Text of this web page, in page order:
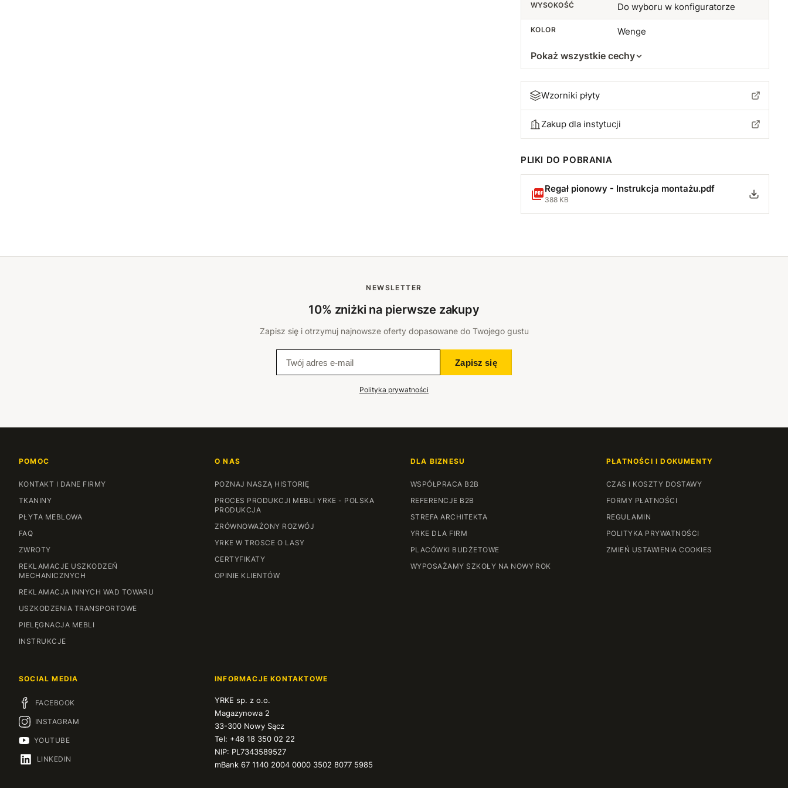
WYSOKOŚĆ Do wyboru w konfiguratorze
KOLOR Wenge
Pokaż wszystkie cechy
Wzorniki płyty
Zakup dla instytucji
PLIKI DO POBRANIA
Regał pionowy - Instrukcja montażu.pdf
388 KB
NEWSLETTER
10% zniżki na pierwsze zakupy
Zapisz się i otrzymuj najnowsze oferty dopasowane do Twojego gustu
Zapisz się
Polityka prywatności
POMOC
KONTAKT I DANE FIRMY
TKANINY
PŁYTA MEBLOWA
FAQ
ZWROTY
REKLAMACJE USZKODZEŃ
MECHANICZNYCH
REKLAMACJA INNYCH WAD TOWARU
USZKODZENIA TRANSPORTOWE
PIELĘGNACJA MEBLI
INSTRUKCJE
O NAS
POZNAJ NASZĄ HISTORIĘ
PROCES PRODUKCJI MEBLI YRKE - POLSKA
PRODUKCJA
ZRÓWNOWAŻONY ROZWÓJ
YRKE W TROSCE O LASY
CERTYFIKATY
OPINIE KLIENTÓW
DLA BIZNESU
WSPÓŁPRACA B2B
REFERENCJE B2B
STREFA ARCHITEKTA
YRKE DLA FIRM
PLACÓWKI BUDŻETOWE
WYPOSAŻAMY SZKOŁY NA NOWY ROK
PŁATNOŚCI I DOKUMENTY
CZAS I KOSZTY DOSTAWY
FORMY PŁATNOŚCI
REGULAMIN
POLITYKA PRYWATNOŚCI
ZMIEŃ USTAWIENIA COOKIES
SOCIAL MEDIA
FACEBOOK
INSTAGRAM
YOUTUBE
LINKEDIN
INFORMACJE KONTAKTOWE
YRKE sp. z o.o.
Magazynowa 2
33-300 Nowy Sącz
Tel: +48 18 350 02 22
NIP: PL7343589527
mBank 67 1140 2004 0000 3502 8077 5985